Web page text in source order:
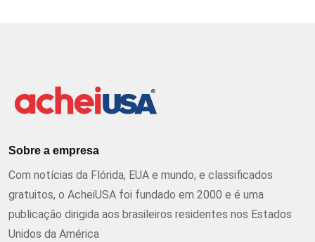
Sobre a empresa
Com notícias da Flórida, EUA e mundo, e classificados
gratuitos, o AcheiUSA foi fundado em 2000 e é uma
publicação dirigida aos brasileiros residentes nos Estados
Unidos da América